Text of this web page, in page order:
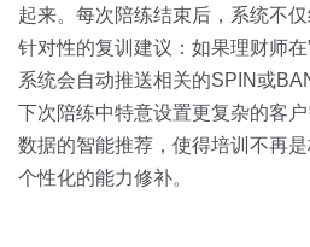
起来。每次陪练结束后，系统不
针对性的复训建议：如果理财师在
系统会自动推送相关的SPIN或
下次陪练中特意设置更复杂的客
数据的智能推荐，使得培训不再
个性化的能力修补。